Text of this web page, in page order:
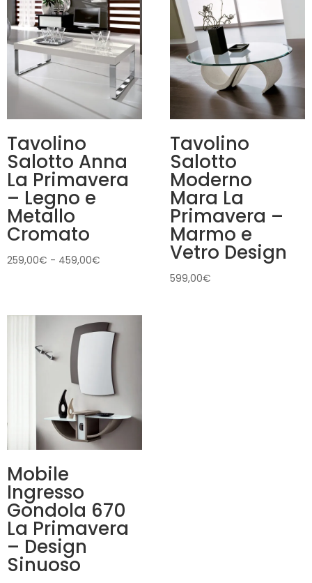
Tavolino
Salotto Anna
La Primavera
– Legno e
Metallo
Cromato
259,00€ - 459,00€
259,00€
459,00€
Tavolino
Salotto
Moderno
Mara La
Primavera –
Marmo e
Vetro Design
599,00€
Mobile
Ingresso
Gondola 670
La Primavera
– Design
Sinuoso